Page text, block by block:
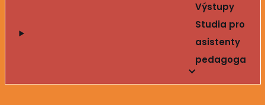
Výstupy
Studia pro
asistenty
pedagoga